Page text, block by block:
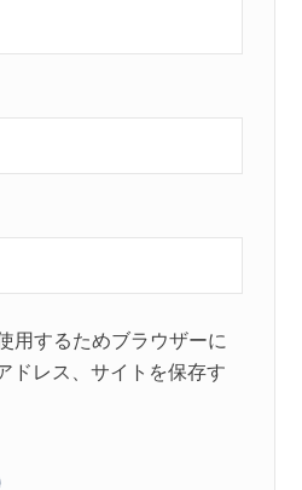
用するためブラウザーに
ドレス、サイトを保存す